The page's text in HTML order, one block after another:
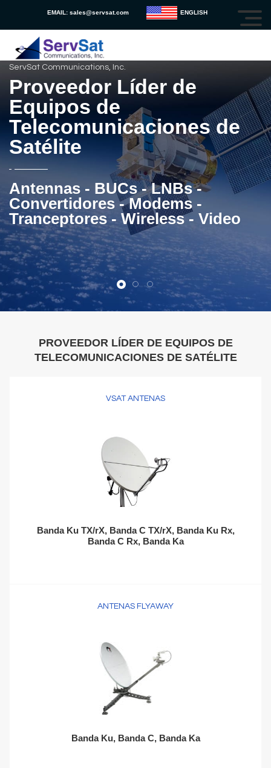
EMAIL: sales@servsat.com ENGLISH
ServSat Communications, Inc.
Proveedor Líder de
Equipos de
Telecomunicaciones de
Satélite
Antennas - BUCs - LNBs -
Convertidores - Modems -
Tranceptores - Wireless - Video
PROVEEDOR LÍDER DE EQUIPOS DE
TELECOMUNICACIONES DE SATÉLITE
VSAT ANTENAS
Banda Ku TX/rX, Banda C TX/rX, Banda Ku Rx,
Banda C Rx, Banda Ka
ANTENAS FLYAWAY
Banda Ku, Banda C, Banda Ka